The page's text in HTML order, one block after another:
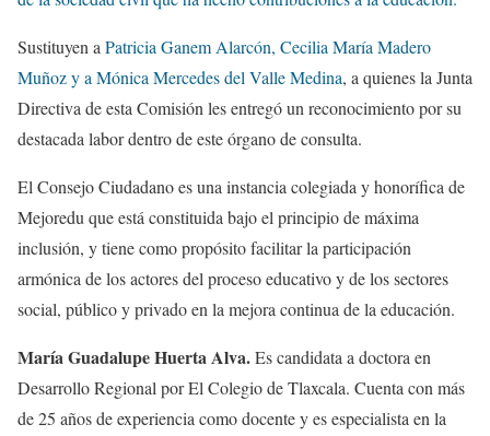
Sustituyen a Patricia Ganem Alarcón, Cecilia María Madero
Muñoz y a Mónica Mercedes del Valle Medina, a quienes la Junta
Directiva de esta Comisión les entregó un reconocimiento por su
destacada labor dentro de este órgano de consulta.
El Consejo Ciudadano es una instancia colegiada y honorífica de
Mejoredu que está constituida bajo el principio de máxima
inclusión, y tiene como propósito facilitar la participación
armónica de los actores del proceso educativo y de los sectores
social, público y privado en la mejora continua de la educación.
María Guadalupe Huerta Alva.Es candidata a doctora en
Desarrollo Regional por El Colegio de Tlaxcala. Cuenta con más
de 25 años de experiencia como docente y es especialista en la